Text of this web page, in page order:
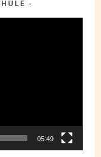
05:49